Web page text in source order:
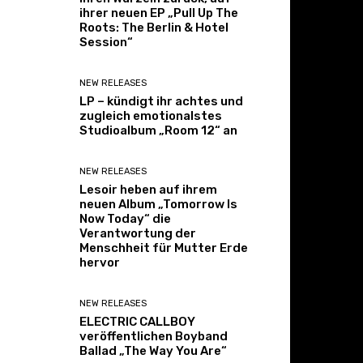
ihrer neuen EP „Pull Up The
Roots: The Berlin & Hotel
Session“
NEW RELEASES
LP – kündigt ihr achtes und
zugleich emotionalstes
Studioalbum „Room 12“ an
NEW RELEASES
Lesoir heben auf ihrem
neuen Album „Tomorrow Is
Now Today“ die
Verantwortung der
Menschheit für Mutter Erde
hervor
NEW RELEASES
ELECTRIC CALLBOY
veröffentlichen Boyband
Ballad „The Way You Are“